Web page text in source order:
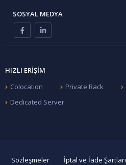
SOSYAL MEDYA
HIZLI ERIŞIM
Colocation
Private Rack
Dedicated Server
Sözleşmeler İptal ve İade Şartları